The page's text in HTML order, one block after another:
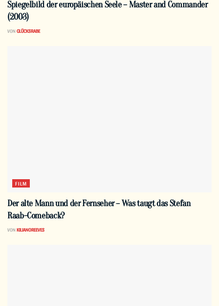
Spiegelbild der europäischen Seele – Master and Commander
(2003)
VON GLÜCKSRABE
FILM
Der alte Mann und der Fernseher – Was taugt das Stefan
Raab-Comeback?
VON KILIANOREEVES